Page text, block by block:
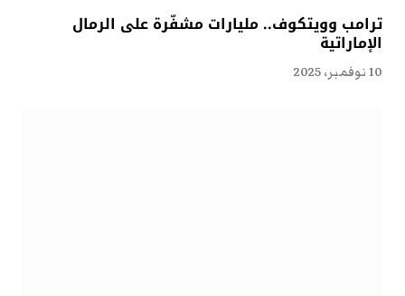
ترامب وويتكوف.. مليارات مشفّرة على الرمال
الإماراتية
10 نوفمبر، 2025